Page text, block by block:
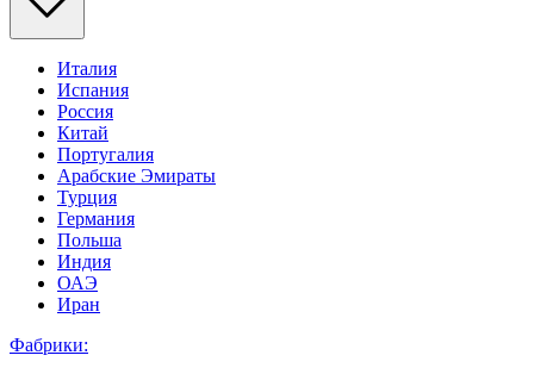
Италия
Испания
Россия
Китай
Португалия
Арабские Эмираты
Турция
Германия
Польша
Индия
ОАЭ
Иран
Фабрики: